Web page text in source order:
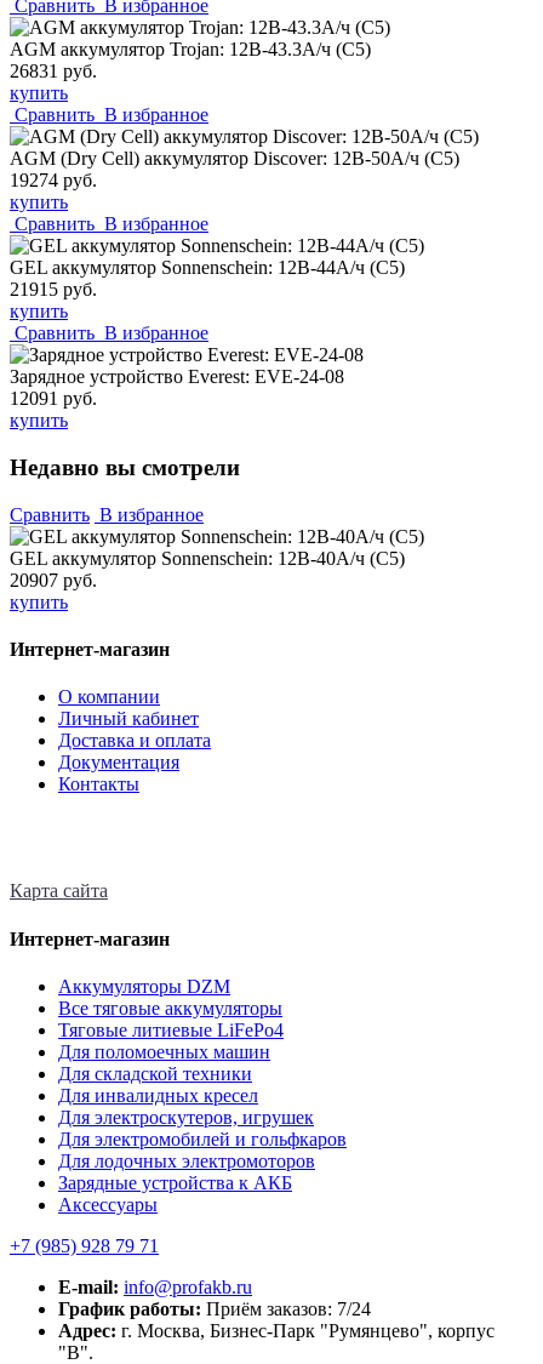
Сравнить В избранное
AGM аккумулятор Trojan: 12В-43.3А/ч (С5)
26831 руб.
купить
Сравнить В избранное
AGM (Dry Cell) аккумулятор Discover: 12В-50А/ч (С5)
19274 руб.
купить
Сравнить В избранное
GEL аккумулятор Sonnenschein: 12В-44А/ч (С5)
21915 руб.
купить
Сравнить В избранное
Зарядное устройство Everest: EVE-24-08
12091 руб.
купить
Недавно вы смотрели
Сравнить В избранное
GEL аккумулятор Sonnenschein: 12В-40А/ч (С5)
20907 руб.
купить
Интернет-магазин
О компании
Личный кабинет
Доставка и оплата
Документация
Контакты
Карта сайта
Интернет-магазин
Аккумуляторы DZM
Все тяговые аккумуляторы
Тяговые литиевые LiFePo4
Для поломоечных машин
Для складской техники
Для инвалидных кресел
Для электроскутеров, игрушек
Для электромобилей и гольфкаров
Для лодочных электромоторов
Зарядные устройства к АКБ
Аксессуары
+7 (985) 928 79 71
E-mail: info@profakb.ru
График работы: Приём заказов: 7/24
Адрес: г. Москва, Бизнес-Парк "Румянцево", корпус
"В".